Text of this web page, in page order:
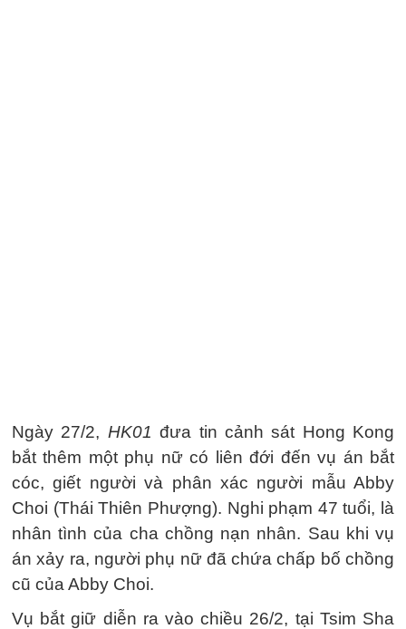
Ngày 27/2, HK01 đưa tin cảnh sát Hong Kong
bắt thêm một phụ nữ có liên đới đến vụ án bắt
cóc, giết người và phân xác người mẫu Abby
Choi (Thái Thiên Phượng). Nghi phạm 47 tuổi, là
nhân tình của cha chồng nạn nhân. Sau khi vụ
án xảy ra, người phụ nữ đã chứa chấp bố chồng
cũ của Abby Choi.
Vụ bắt giữ diễn ra vào chiều 26/2, tại Tsim Sha